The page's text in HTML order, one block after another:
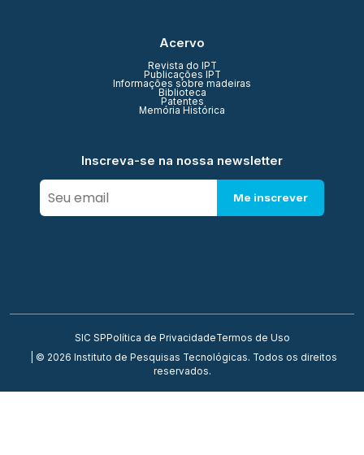
Acervo
Revista do IPT
Publicações IPT
Informações sobre madeiras
Biblioteca
Patentes
Memória Histórica
Inscreva-se na nossa newsletter
Me inscrever
SIC SP Política de PrivacidadeTermos de Uso
| © 2026 Instituto de Pesquisas Tecnológicas. Todos os direitos
reservados.